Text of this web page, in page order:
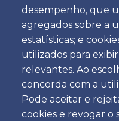
desempenho, que
agregados sobre a
estatísticas; e
utilizados para
relevantes. Ao
concorda com a
Pode aceitar e
cookies e revogar o
Veículo de Passageiros
SUV Compacto
5 Passageiros & 5
2 Passageiros & 1 Mala